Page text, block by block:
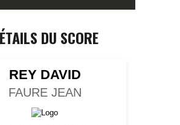
DU SCORE
REY DAVID
FAURE JEAN